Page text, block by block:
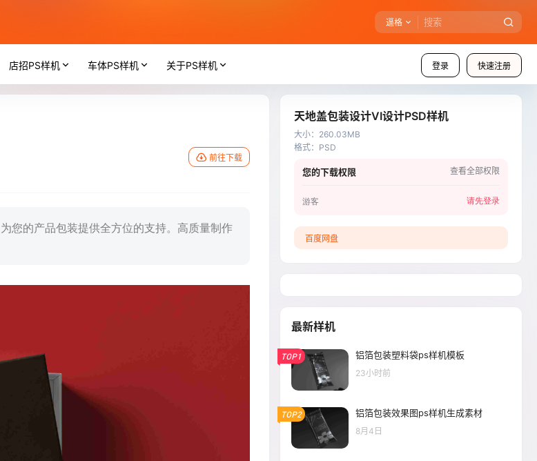
逼格
登录 快速注册
店招PS样机 车体PS样机 关于PS样机
前往下载
您的产品包装提供全方位的支持。高质量制作
天地盖包装设计VI设计PSD样机
大小： 260.03MB
格式： PSD
您的下载权限 查看全部权限
游客 请先登录
百度网盘
最新样机
TOP1 铝箔包装塑料袋ps样机模板
23小时前
TOP2 铝箔包装效果图ps样机生成素材
8月4日